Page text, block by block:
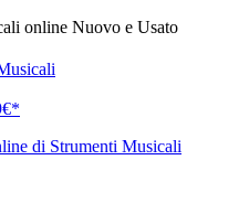
online Nuovo e Usato